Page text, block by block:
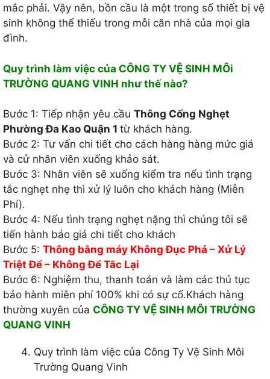
mắc phải. Vậy nên, bồn cầu là một trong số thiết bị vệ
sinh không thể thiếu trong mỗi căn nhà của mọi gia
đình.
Quy trình làm việc của CÔNG TY VỆ SINH MÔi
TRƯỜNG QUANG VINH như thế nào?
Bước 1: Tiếp nhận yêu cầu Thông Cống Nghẹt
Phường Đa Kao Quận 1 từ khách hàng.
Bước 2: Tư vấn chi tiết cho cách hàng hàng mức giá
và cử nhân viên xuống khảo sát.
Bước 3: Nhân viên sẽ xuống kiểm tra nếu tình trạng
tắc nghẹt nhẹ thì xử lý luôn cho khách hàng (Miễn
Phí).
Bước 4: Nếu tình trạng nghẹt nặng thì chúng tôi sẽ
tiến hành báo giá chi tiết cho khách
Bước 5: Thông bằng máy Không Đục Phá – Xử Lý
Triệt Để – Không Để Tắc Lại
Bước 6: Nghiệm thu, thanh toán và làm các thủ tục
bảo hành miễn phí 100% khi có sự cố.Khách hàng
thường xuyên của CÔNG TY VỆ SINH MÔI TRƯỜNG
QUANG VINH
Quy trình làm việc của Công Ty Vệ Sinh Môi
Trường Quang Vinh